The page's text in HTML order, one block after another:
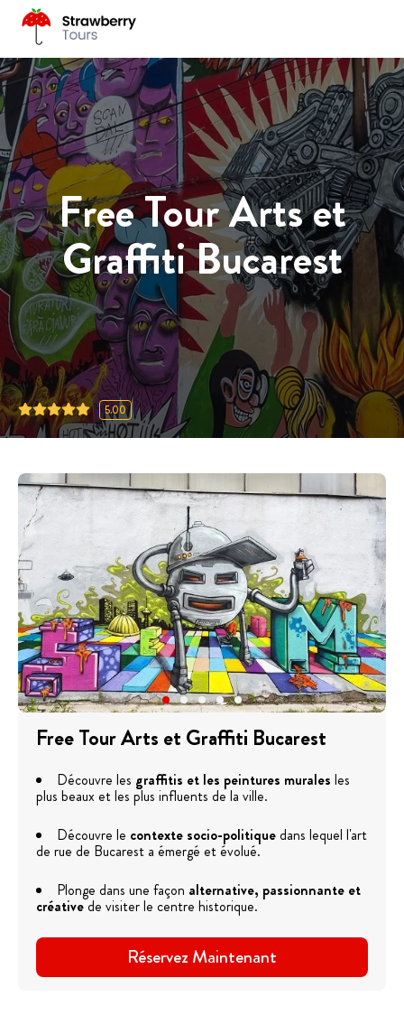
Free Tour Arts et
Graffiti Bucarest
5.00
Free Tour Arts et Graffiti Bucarest
Découvre les graffitis et les peintures murales les
plus beaux et les plus influents de la ville.
Découvre le contexte socio-politiquedans lequel l'art
de rue de Bucarest a émergé et évolué.
Plonge dans une façon alternative, passionnante et
créativede visiter le centre historique.
Réservez Maintenant